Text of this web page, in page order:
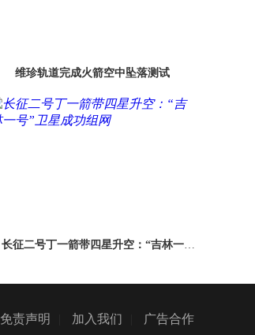
维珍轨道完成火箭空中坠落测试
长征二号丁一箭带四星升空：“吉林一
免责声明 加入我们 广告合作